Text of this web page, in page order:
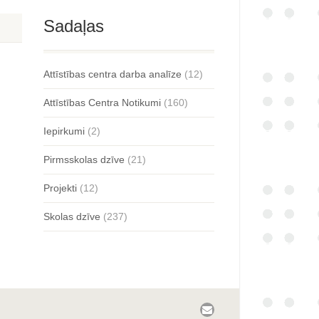
Sadaļas
Attīstības centra darba analīze (12)
Attīstības Centra Notikumi (160)
Iepirkumi (2)
Pirmsskolas dzīve (21)
Projekti (12)
Skolas dzīve (237)